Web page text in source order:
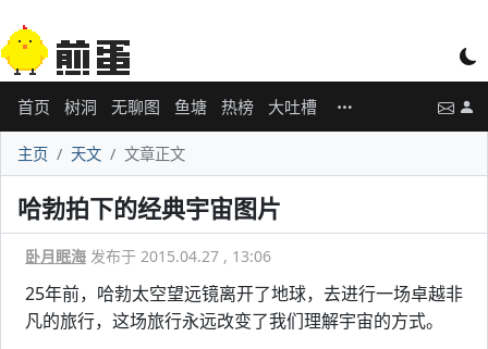
首页 树洞 无聊图 鱼塘 热榜 大吐槽
主页 天文 文章正文
哈勃拍下的经典宇宙图片
卧月眠海 发布于 2015.04.27 , 13:06
25年前，哈勃太空望远镜离开了地球，去进行一场卓越非
凡的旅行，这场旅行永远改变了我们理解宇宙的方式。